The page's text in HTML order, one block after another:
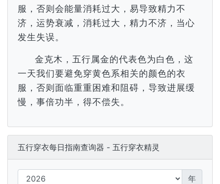
服，否则会能量消耗过大，易导致精力不
济，运势衰减，消耗过大，精力不济，当心
发生失误。
金克木，五行属金的代表色为白色，这
一天我们要避免穿黄色系相关的颜色的衣
服，否则面临重重困难和阻碍，导致进展缓
慢，事倍功半，得不偿失。
五行穿衣每日指南查询器 - 五行穿衣精灵
年